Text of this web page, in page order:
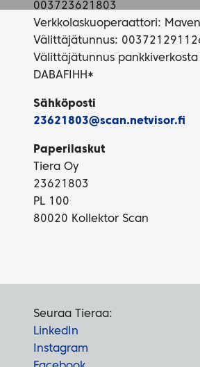
003723621803
Verkkolaskuoperaattori:
Välittäjätunnus:
Välittäjätunnus
DABAFIHH*
Sähköposti
23621803@scan.netvisor.fi
Paperilaskut
Tiera Oy
23621803
PL 100
80020 Kollektor Scan
Seuraa Tieraa:
LinkedIn
Instagram